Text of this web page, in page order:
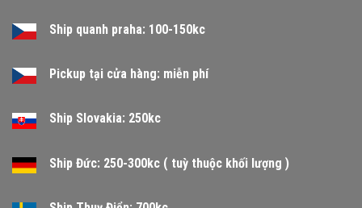
Ship quanh praha: 100-150kc
Pickup tại cửa hàng: miễn phí
Ship Slovakia: 250kc
Ship Đức: 250-300kc ( tuỳ thuộc khối lượng )